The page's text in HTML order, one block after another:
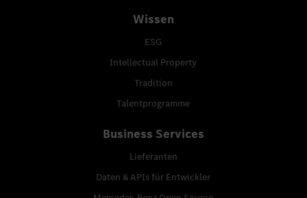
Wissen
ESG
Intellectual Property
Tradition
Talentprogramme
Business Services
Lieferanten
Daten & APIs für Entwickler